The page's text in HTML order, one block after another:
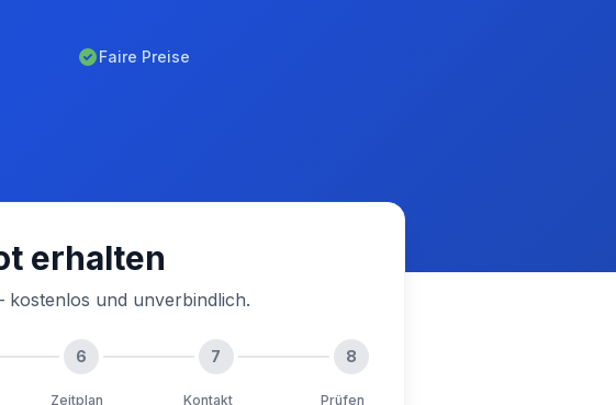
Faire Preise
erhalten
kostenlos und unverbindlich.
6 7 8
Zeitplan Kontakt Prüfen